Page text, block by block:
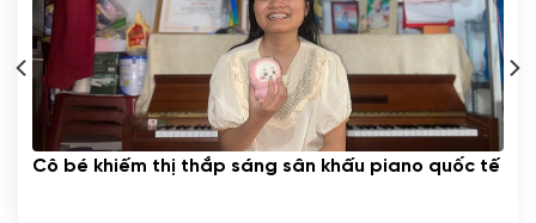
Cô bé khiếm thị thắp sáng sân khấu piano quốc tế